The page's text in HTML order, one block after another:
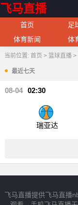
飞马直播
首页 足
体育新闻
体
当前位置: 首页 > 篮球直播>
最近七天
02:30
08-04
瑞亚达
飞马直播提供飞马直播